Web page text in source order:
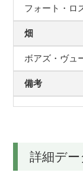
フォート・ロ
畑
ボアズ・ヴュ
備考
詳細デー